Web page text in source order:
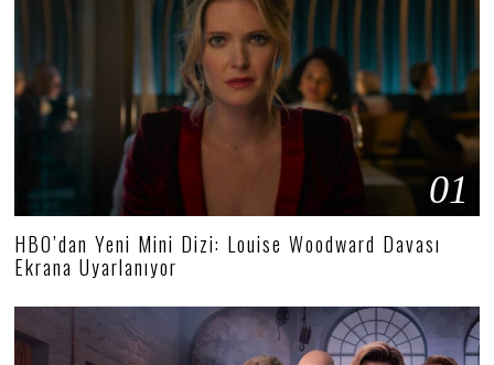
01
HBO’dan Yeni Mini Dizi: Louise Woodward Davası
Ekrana Uyarlanıyor